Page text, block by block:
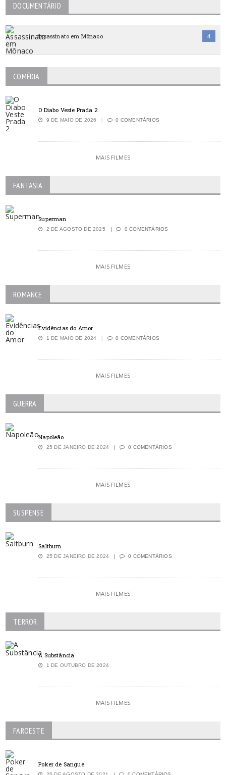
DOCUMENTÁRIO
Assassinato em Mônaco 4
COMÉDIA
O Diabo Veste Prada 2
9 DE MAIO DE 2026 0 COMENTÁRIOS
MAIS FILMES
FANTASIA
Superman
2 DE AGOSTO DE 2025 0 COMENTÁRIOS
MAIS FILMES
ROMANCE
Evidências do Amor
1 DE MAIO DE 2024 0 COMENTÁRIOS
MAIS FILMES
GUERRA
Napoleão
25 DE JANEIRO DE 2024 0 COMENTÁRIOS
MAIS FILMES
SUSPENSE
Saltburn
25 DE JANEIRO DE 2024 0 COMENTÁRIOS
MAIS FILMES
TERROR
A Substância
1 DE OUTUBRO DE 2024
MAIS FILMES
FAROESTE
Poker de Sangue